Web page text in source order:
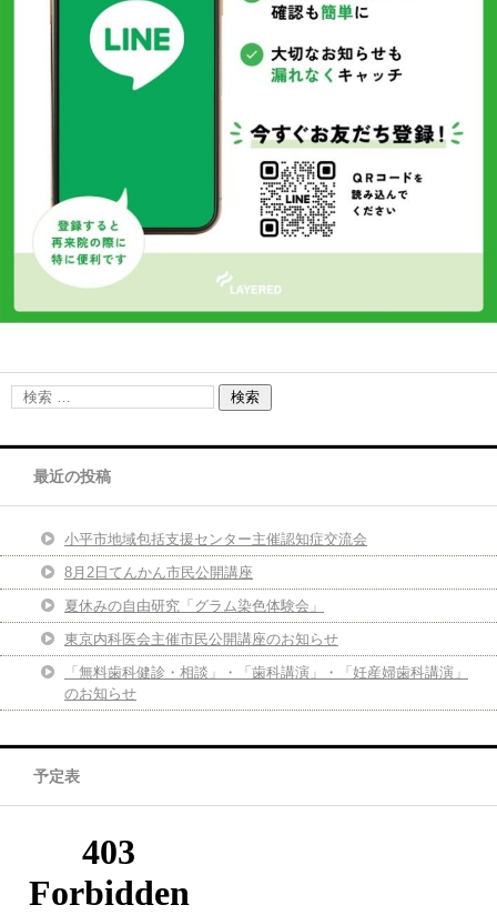
最近の投稿
小平市地域包括支援センター主催認知症交流会
8月2日てんかん市民公開講座
夏休みの自由研究「グラム染色体験会」
東京内科医会主催市民公開講座のお知らせ
「無料歯科健診・相談」・「歯科講演」・「妊産婦歯科講演」
のお知らせ
予定表